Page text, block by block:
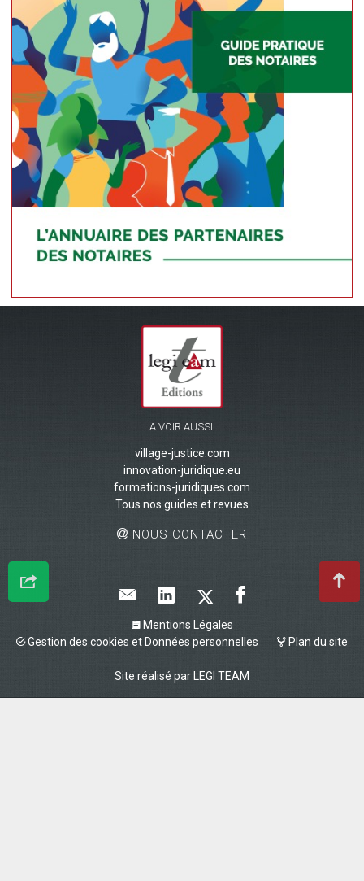
A VOIR AUSSI:
village-justice.com
innovation-juridique.eu
formations-juridiques.com
Tous nos guides et revues
NOUS CONTACTER
Mentions Légales
Gestion des cookies et Données personnelles
Plan du site
Site réalisé par LEGI TEAM